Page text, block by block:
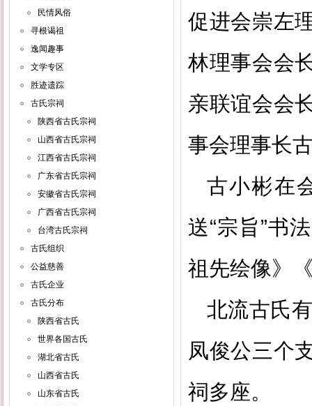
民情风俗
寻根谒祖
逸闻趣事
文学专区
胜迹遗踪
古氏宗祠
陕西省古氏宗祠
山西省古氏宗祠
江西省古氏宗祠
广东省古氏宗祠
安徽省古氏宗祠
广西省古氏宗祠
台湾古氏宗祠
古氏组织
公益慈善
古氏企业
古氏分布
陕西省古氏
世界各国古氏
湖北省古氏
山西省古氏
山东省古氏
促进会崇左
林理事会会
亲联谊会会
事会理事长
古小彬在
送“宗旨”书
祖先绘像》
北流古氏有
凤俊公三个
祠多座。